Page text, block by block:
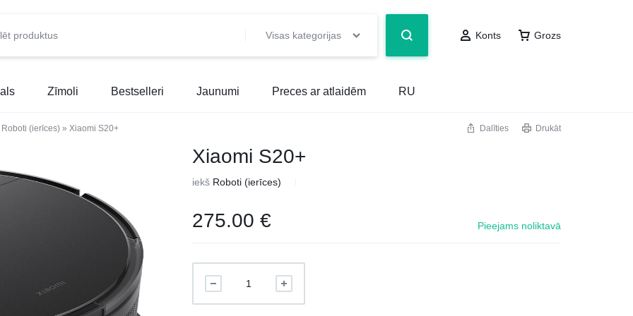
Visas kategorijas Konts Grozs
Zīmoli Bestselleri Jaunumi Preces ar atlaidēm RU
Roboti (ierīces) » Xiaomi S20+ Dalīties Drukāt
Xiaomi S20+
iekš Roboti (ierīces)
275.00€ Pieejams noliktavā